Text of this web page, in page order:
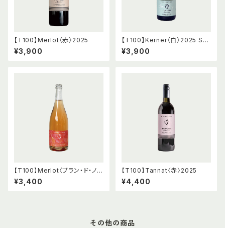
【T100】Merlot〈赤〉2025
¥3,900
【T100】Kerner〈白〉2025 Sp
arkling
¥3,900
【T100】Merlot〈ブラン・ド・ノワ
ール〉2025 Sparkling
¥3,400
【T100】Tannat〈赤〉2025
¥4,400
その他の商品